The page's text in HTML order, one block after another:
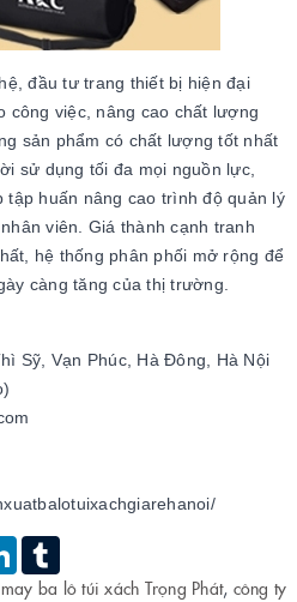
đầu tư trang thiết bị hiện đại
công việc, nâng cao chất lượng
sản phẩm có chất lượng tốt nhất
sử dụng tối đa mọi nguồn lực,
huấn nâng cao trình độ quản lý
viên. Giá thành cạnh tranh
hệ thống phân phối mở rộng để
càng tăng của thị trường.
Sỹ, Vạn Phúc, Hà Đông, Hà Nội
LinkedIn
ba lô túi xách Trọng Phát, công ty